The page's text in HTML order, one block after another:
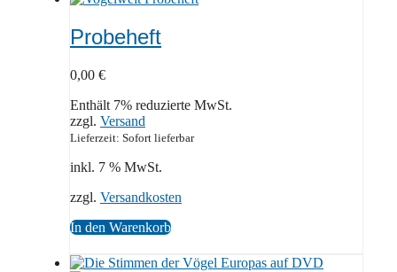
Probeheft
0,00 €
Enthält 7% reduzierte MwSt.
zzgl. Versand
Lieferzeit: Sofort lieferbar
inkl. 7 % MwSt.
zzgl. Versandkosten
In den Warenkorb